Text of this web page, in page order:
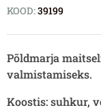
KOOD:39199
Põldmarja
valmistamiseks.
Koostis: suhkur,